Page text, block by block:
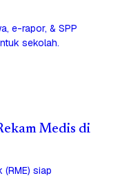
e-rapor, & SPP
sekolah.
Medis di
siap